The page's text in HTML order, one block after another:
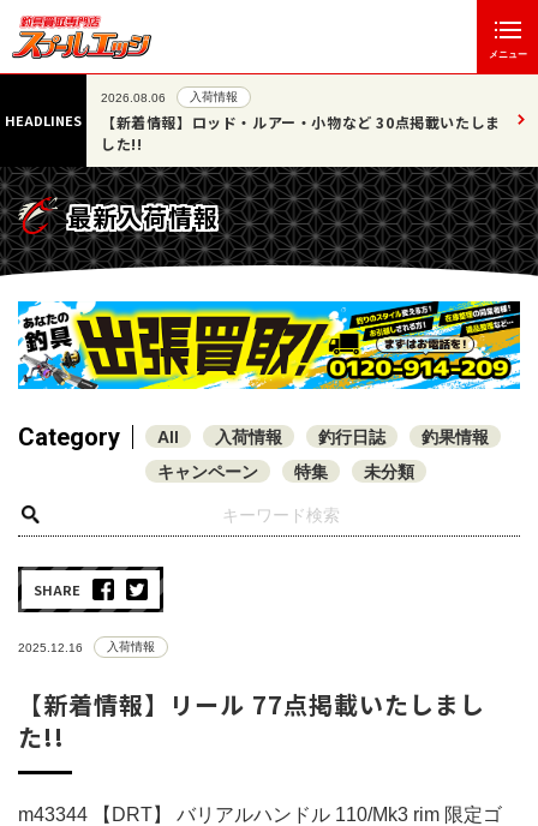
メニュー
HEADLINES
07/25
2026.08.06 入荷情報
【新着情報】ロッド・ルアー・小物など 30点掲載いたしま
した!!
最新入荷情報
Category All 入荷情報 釣行日誌
釣果情報
キャンペーン
特集 未分類
SHARE
2025.12.16 入荷情報
【新着情報】リール 77点掲載いたしまし
た!!
m43344 【DRT】 バリアルハンドル 110/Mk3 rim 限定ゴ